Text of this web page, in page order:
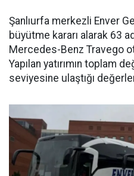
Şanlıurfa merkezli Enver
büyütme kararı alarak 63
Mercedes-Benz Travego
Yapılan yatırımın toplam
seviyesine ulaştığı